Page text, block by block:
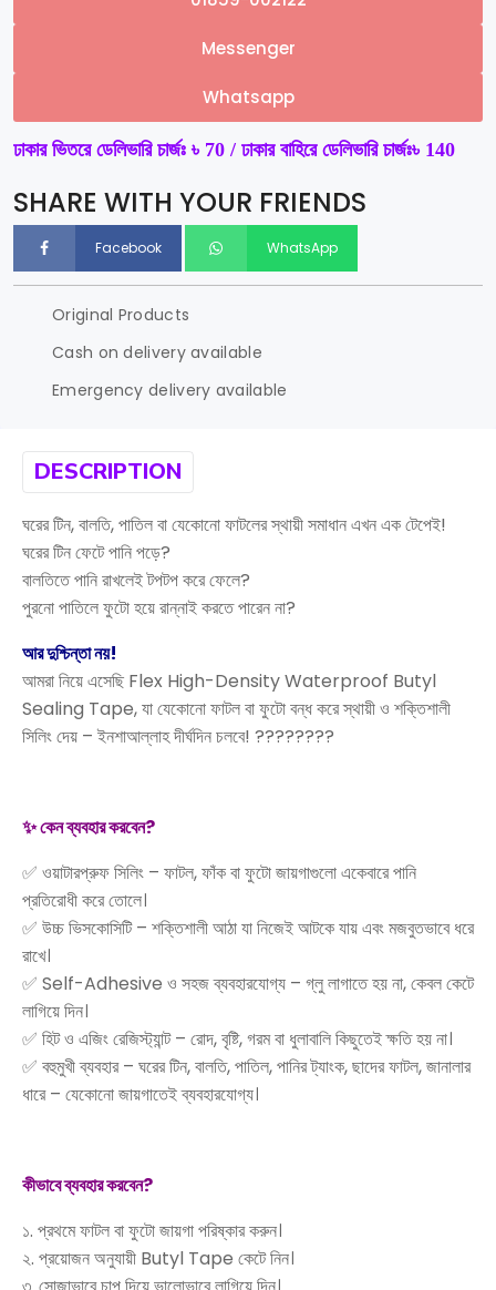
Messenger
Whatsapp
ঢাকার ভিতরে ডেলিভারি চার্জঃ ৳ 70 / ঢাকার বাহিরে ডেলিভারি চার্জঃ৳ 140
SHARE WITH YOUR FRIENDS
Facebook WhatsApp
Original Products
Cash on delivery available
Emergency delivery available
DESCRIPTION
ঘরের টিন, বালতি, পাতিল বা যেকোনো ফাটলের স্থায়ী সমাধান এখন এক টেপেই!
ঘরের টিন ফেটে পানি পড়ে?
বালতিতে পানি রাখলেই টপটপ করে ফেলে?
পুরনো পাতিলে ফুটো হয়ে রান্নাই করতে পারেন না?
আর দুশ্চিন্তা নয়!
আমরা নিয়ে এসেছি Flex High-Density Waterproof Butyl
Sealing Tape, যা যেকোনো ফাটল বা ফুটো বন্ধ করে স্থায়ী ও শক্তিশালী
সিলিং দেয় – ইনশাআল্লাহ দীর্ঘদিন চলবে! ????????
✨ কেন ব্যবহার করবেন?
✅ ওয়াটারপ্রুফ সিলিং – ফাটল, ফাঁক বা ফুটো জায়গাগুলো একেবারে পানি
প্রতিরোধী করে তোলে।
✅ উচ্চ ভিসকোসিটি – শক্তিশালী আঠা যা নিজেই আটকে যায় এবং মজবুতভাবে ধরে
রাখে।
✅ Self-Adhesive ও সহজ ব্যবহারযোগ্য – গ্লু লাগাতে হয় না, কেবল কেটে
লাগিয়ে দিন।
✅ হিট ও এজিং রেজিস্ট্যান্ট – রোদ, বৃষ্টি, গরম বা ধুলাবালি কিছুতেই ক্ষতি হয় না।
✅ বহুমুখী ব্যবহার – ঘরের টিন, বালতি, পাতিল, পানির ট্যাংক, ছাদের ফাটল, জানালার
ধারে – যেকোনো জায়গাতেই ব্যবহারযোগ্য।
কীভাবে ব্যবহার করবেন?
১. প্রথমে ফাটল বা ফুটো জায়গা পরিষ্কার করুন।
২. প্রয়োজন অনুযায়ী Butyl Tape কেটে নিন।